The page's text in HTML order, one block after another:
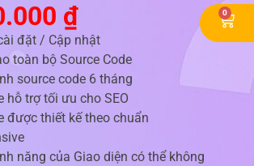
₫
đặt / Cập nhật
toàn bộ Source Code
source code 6 tháng
hỗ trợ tối ưu cho SEO
được thiết kế theo chuẩn
năng của Giao diện có thể không
0
Cart